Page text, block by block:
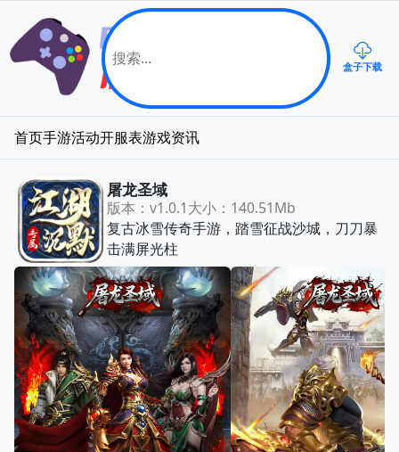
盒子下载
首页手游活动开服表游戏资讯
屠龙圣域
版本：v1.0.1大小：140.51Mb
复古冰雪传奇手游，踏雪征战沙城，刀刀暴
击满屏光柱